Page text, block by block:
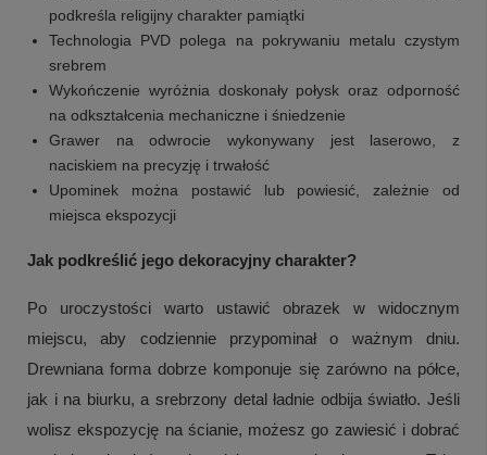
podkreśla religijny charakter pamiątki
Technologia PVD polega na pokrywaniu metalu czystym
srebrem
Wykończenie wyróżnia doskonały połysk oraz odporność
na odkształcenia mechaniczne i śniedzenie
Grawer na odwrocie wykonywany jest laserowo, z
naciskiem na precyzję i trwałość
Upominek można postawić lub powiesić, zależnie od
miejsca ekspozycji
Jak podkreślić jego dekoracyjny charakter?
Po uroczystości warto ustawić obrazek w widocznym
miejscu, aby codziennie przypominał o ważnym dniu.
Drewniana forma dobrze komponuje się zarówno na półce,
jak i na biurku, a srebrzony detal ładnie odbija światło. Jeśli
wolisz ekspozycję na ścianie, możesz go zawiesić i dobrać